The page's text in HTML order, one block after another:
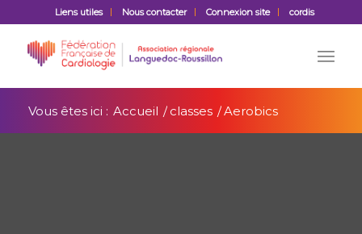
Liens utiles Nous contacter Connexion site cordis
Vous êtes ici : Accueil / classes /Aerobics